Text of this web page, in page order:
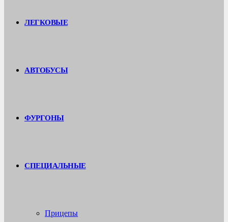
ЛЕГКОВЫЕ
АВТОБУСЫ
ФУРГОНЫ
СПЕЦИАЛЬНЫЕ
Прицепы